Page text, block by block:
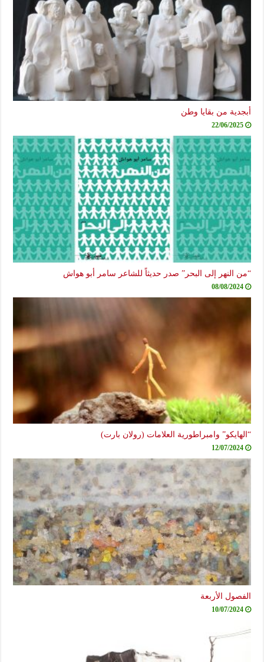
أبجدية من بقايا وطن
22/06/2025
“من النهر إلى البحر” صدر حديثاً للشاعر سامر أبو هواش
08/08/2024
“الهايكو” وامبراطورية العلامات (رولان بارت)
12/07/2024
الفصول الأربعة
10/07/2024